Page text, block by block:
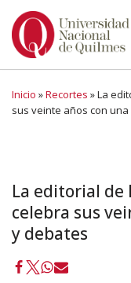
Ir
Inicio »Recortes »La
sus veinte años con
La editorial de
celebra sus
y debates